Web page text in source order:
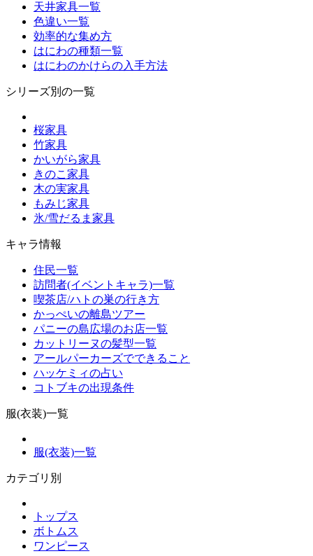
天井家具一覧
色違い一覧
効率的な集め方
はにわの種類一覧
はにわのかけらの入手方法
シリーズ別の一覧
桜家具
竹家具
かいがら家具
きのこ家具
木の実家具
もみじ家具
氷/雪だるま家具
キャラ情報
住民一覧
訪問者(イベントキャラ)一覧
喫茶店/ハトの巣の行き方
かっぺいの離島ツアー
パニーの島広場のお店一覧
カットリーヌの髪型一覧
アールパーカーズでできること
ハッケミィの占い
コトブキの出現条件
服(衣装)一覧
服(衣装)一覧
カテゴリ別
トップス
ボトムス
ワンピース